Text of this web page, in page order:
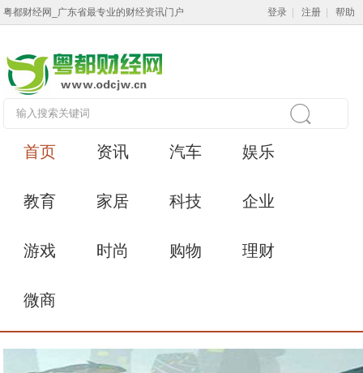
粤都财经网_广东省最专业的财经资讯门户 登录 注册 帮助
首页 资讯 汽车 娱乐
教育 家居 科技 企业
游戏 时尚 购物 理财
微商